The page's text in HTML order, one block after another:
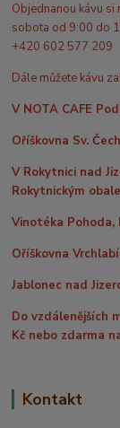
Objednanou kávu
sobota od 9:00 do
+420 602 577 209
Dále můžete kávu
V NOTA CAFE
Oříškovna Sv.
V Rokytnici nad
Rokytnickým
Vinotéka Pohoda,
Oříškovna
Jablonec nad
Do vzdálenějších
Kč nebo zdarma
Kontakt